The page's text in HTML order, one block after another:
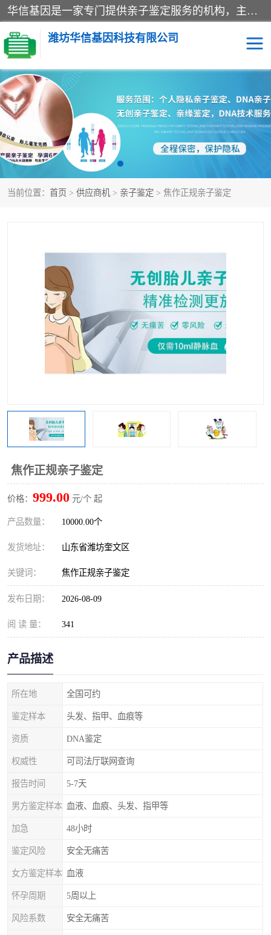
华信基因是一家专门提供亲子鉴定服务的机构，主要业务：济南亲子鉴定、临沂亲子鉴定、菏泽亲子鉴定、淄博亲子鉴定、青岛亲子鉴定、日照亲子鉴定、临朐亲子鉴定、寿光亲子鉴定等，联合广州、上海、北京、深圳、杭州、武汉、成都、合肥、贵阳、沈阳等地区有法医物证鉴定机构及基因检测公司，为国内外客户提供便捷的DNA鉴定服务。
潍坊华信基因科技有限公司
当前位置： 首页 > 供应商机 > 亲子鉴定 > 焦作正规亲子鉴定
焦作正规亲子鉴定
价格： 999.00 元/个 起
产品数量： 10000.00个
发货地址： 山东省潍坊奎文区
关键词： 焦作正规亲子鉴定
发布日期： 2026-08-09
阅 读 量： 341
产品描述
所在地 全国可约
鉴定样本 头发、指甲、血痕等
资质 DNA鉴定
权威性 可司法厅联网查询
报告时间 5-7天
男方鉴定样本 血液、血痕、头发、指甲等
加急 48小时
鉴定风险 安全无痛苦
女方鉴定样本 血液
怀孕周期 5周以上
风险系数 安全无痛苦
亲子鉴定 DNA亲子鉴定
隐私亲子鉴定 无创亲子鉴定
孕期亲子鉴定